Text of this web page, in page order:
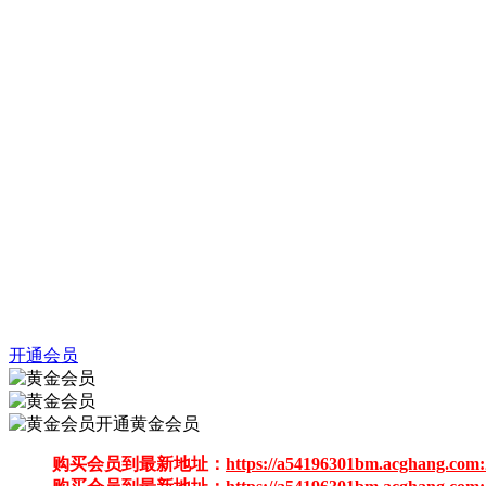
开通会员
开通黄金会员
购买会员到最新地址： https://